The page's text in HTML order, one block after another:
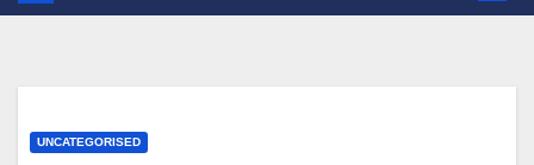
UNCATEGORISED